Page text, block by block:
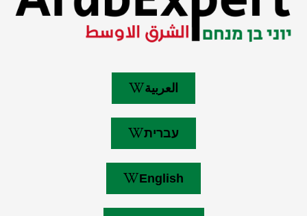
العربية
עברית
English